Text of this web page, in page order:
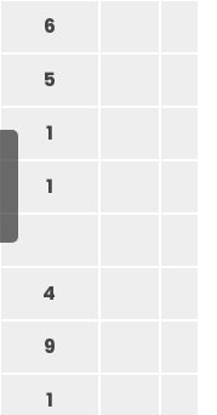
6
5
1
1
4
9
1